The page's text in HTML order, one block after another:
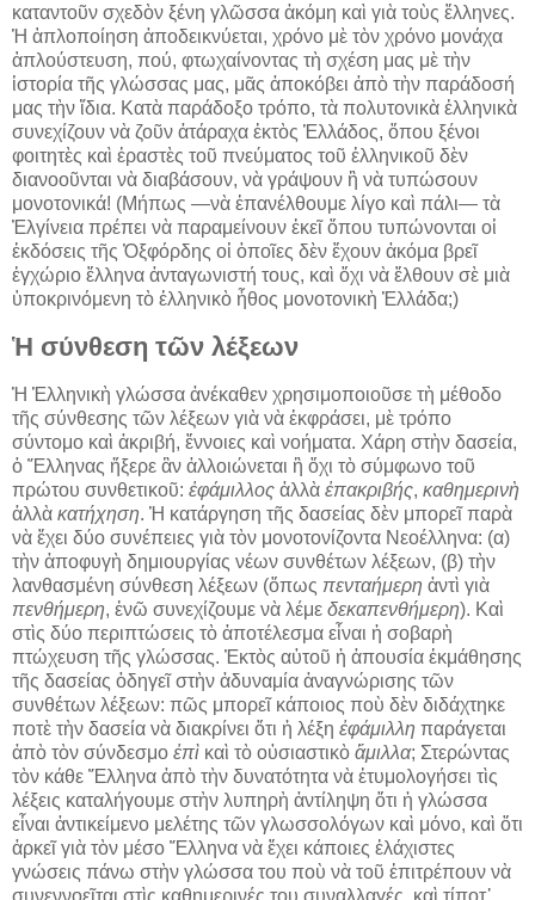
καταντοῦν σχεδὸν ξένη γλῶσσα ἀκόμη καὶ γιὰ τοὺς ἕλληνες.
Ἡ ἁπλοποίηση ἀποδεικνύεται, χρόνο μὲ τὸν χρόνο μονάχα
ἁπλούστευση, πού, φτωχαίνοντας τὴ σχέση μας μὲ τὴν
ἱστορία τῆς γλώσσας μας, μᾶς ἀποκόβει ἀπὸ τὴν παράδοσή
μας τὴν ἴδια. Κατὰ παράδοξο τρόπο, τὰ πολυτονικὰ ἑλληνικὰ
συνεχίζουν νὰ ζοῦν ἀτάραχα ἐκτὸς Ἑλλάδος, ὅπου ξένοι
φοιτητὲς καὶ ἐραστὲς τοῦ πνεύματος τοῦ ἑλληνικοῦ δὲν
διανοοῦνται νὰ διαβάσουν, νὰ γράψουν ἢ νὰ τυπώσουν
μονοτονικά! (Μήπως —νὰ ἐπανέλθουμε λίγο καὶ πάλι— τὰ
Ἐλγίνεια πρέπει νὰ παραμείνουν ἐκεῖ ὅπου τυπώνονται οἱ
ἐκδόσεις τῆς Ὀξφόρδης οἱ ὁποῖες δὲν ἔχουν ἀκόμα βρεῖ
ἐγχώριο ἕλληνα ἀνταγωνιστή τους, καὶ ὄχι νὰ ἔλθουν σὲ μιὰ
ὑποκρινόμενη τὸ ἑλληνικὸ ἦθος μονοτονικὴ Ἑλλάδα;)
Ἡ σύνθεση τῶν λέξεων
Ἡ Ἑλληνικὴ γλώσσα ἀνέκαθεν χρησιμοποιοῦσε τὴ μέθοδο
τῆς σύνθεσης τῶν λέξεων γιὰ νὰ ἐκφράσει, μὲ τρόπο
σύντομο καὶ ἀκριβή, ἔννοιες καὶ νοήματα. Χάρη στὴν δασεία,
ὁ Ἕλληνας ἤξερε ἂν ἀλλοιώνεται ἢ ὄχι τὸ σύμφωνο τοῦ
πρώτου συνθετικοῦ: ἐφάμιλλος ἀλλὰ ἐπακριβής, καθημερινὴ
ἀλλὰ κατήχηση. Ἡ κατάργηση τῆς δασείας δὲν μπορεῖ παρὰ
νὰ ἔχει δύο συνέπειες γιὰ τὸν μονοτονίζοντα Νεοέλληνα: (α)
τὴν ἀποφυγὴ δημιουργίας νέων συνθέτων λέξεων, (β) τὴν
λανθασμένη σύνθεση λέξεων (ὅπως πενταήμερη ἀντὶ γιὰ
πενθήμερη, ἐνῶ συνεχίζουμε νὰ λέμε δεκαπενθήμερη). Καὶ
στὶς δύο περιπτώσεις τὸ ἀποτέλεσμα εἶναι ἡ σοβαρὴ
πτώχευση τῆς γλώσσας. Ἐκτὸς αὐτοῦ ἡ ἀπουσία ἐκμάθησης
τῆς δασείας ὁδηγεῖ στὴν ἀδυναμία ἀναγνώρισης τῶν
συνθέτων λέξεων: πῶς μπορεῖ κάποιος ποὺ δὲν διδάχτηκε
ποτὲ τὴν δασεία νὰ διακρίνει ὅτι ἡ λέξη ἐφάμιλλη παράγεται
ἀπὸ τὸν σύνδεσμο ἐπὶ καὶ τὸ οὐσιαστικὸ ἅμιλλα; Στερώντας
τὸν κάθε Ἕλληνα ἀπὸ τὴν δυνατότητα νὰ ἐτυμολογήσει τὶς
λέξεις καταλήγουμε στὴν λυπηρὴ ἀντίληψη ὅτι ἡ γλώσσα
εἶναι ἀντικείμενο μελέτης τῶν γλωσσολόγων καὶ μόνο, καὶ ὅτι
ἀρκεῖ γιὰ τὸν μέσο Ἕλληνα νὰ ἔχει κάποιες ἐλάχιστες
γνώσεις πάνω στὴν γλώσσα του ποὺ νὰ τοῦ ἐπιτρέπουν νὰ
συνεννοεῖται στὶς καθημερινές του συναλλαγές, καὶ τίποτ᾿